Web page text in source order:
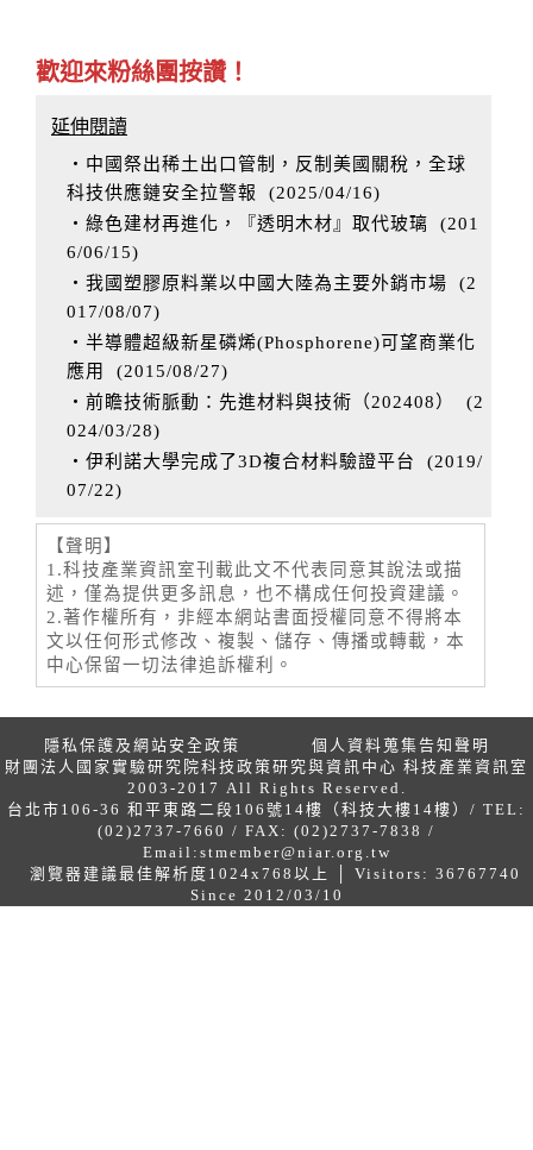
歡迎來粉絲團按讚！
延伸閱讀
‧中國祭出稀土出口管制，反制美國關稅，全球
科技供應鏈安全拉警報
(2025/04/16)
‧綠色建材再進化，『透明木材』取代玻璃 (201
6/06/15)
‧我國塑膠原料業以中國大陸為主要外銷市場 (2
017/08/07)
‧半導體超級新星磷烯(Phosphorene)可望商業化
應用
(2015/08/27)
‧前瞻技術脈動：先進材料與技術（202408）
(2
024/03/28)
‧伊利諾大學完成了3D複合材料驗證平台
(2019/
07/22)
【聲明】
1.科技產業資訊室刊載此文不代表同意其說法或描
述，僅為提供更多訊息，也不構成任何投資建議。
2.著作權所有，非經本網站書面授權同意不得將本
文以任何形式修改、複製、儲存、傳播或轉載，本
中心保留一切法律追訴權利。
隱私保護及網站安全政策
個人資料蒐集告知聲明
財團法人國家實驗研究院科技政策研究與資訊中心 科技產業資訊室
2003-2017 All Rights Reserved.
台北市106-36 和平東路二段106號14樓（科技大樓14樓）/ TEL:
(02)2737-7660 / FAX: (02)2737-7838 /
Email: stmember@niar.org.tw
瀏覽器建議最佳解析度1024x768以上 │ Visitors: 36767740
Since 2012/03/10